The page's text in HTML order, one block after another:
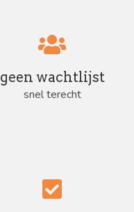
geen wachtlijst
snel terecht